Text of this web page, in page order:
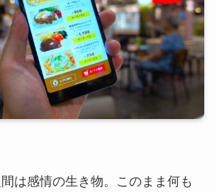
は感情の生き物。このまま何も